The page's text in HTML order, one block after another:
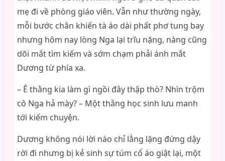
mẹ đi về phòng giáo viên. Vẫn như thường ngày,
mỗi bước chân khiến tà áo dài phất phơ tung bay
nhưng hôm nay lòng Nga lại trĩu nặng, nàng cũng
dõi mắt tìm kiếm và sớm chạm phải ánh mắt
Dương từ phía xa.
– Ê thằng kia làm gì ngồi đây thập thò? Nhìn trộm
cô Nga hả mày? – Một thằng học sinh lưu manh
tới kiếm chuyện.
Dương không nói lời nào chỉ lẳng lặng đứng dậy
rời đi nhưng bị kẻ sinh sự túm cổ áo giật lại, một